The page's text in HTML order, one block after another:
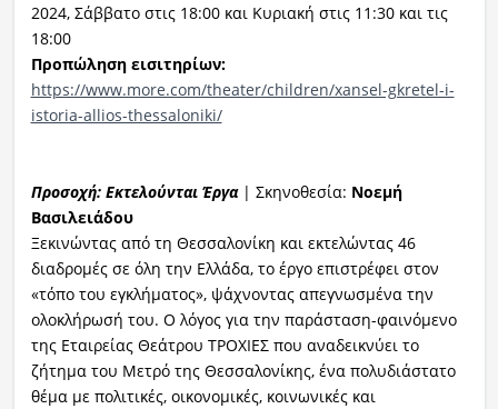
2024, Σάββατο στις 18:00 και Κυριακή στις 11:30 και τις
18:00
Προπώληση εισιτηρίων:
https://www.more.com/theater/children/xansel-gkretel-i-
istoria-allios-thessaloniki/
Προσοχή: Εκτελούνται Έργα| Σκηνοθεσία: Νοεμή
Βασιλειάδου
Ξεκινώντας από τη Θεσσαλονίκη και εκτελώντας 46
διαδρομές σε όλη την Ελλάδα, το έργο επιστρέφει στον
«τόπο του εγκλήματος», ψάχνοντας απεγνωσμένα την
ολοκλήρωσή του. Ο λόγος για την παράσταση-φαινόμενο
της Εταιρείας Θεάτρου ΤΡΟΧΙΕΣ που αναδεικνύει το
ζήτημα του Μετρό της Θεσσαλονίκης, ένα πολυδιάστατο
θέμα με πολιτικές, οικονομικές, κοινωνικές και